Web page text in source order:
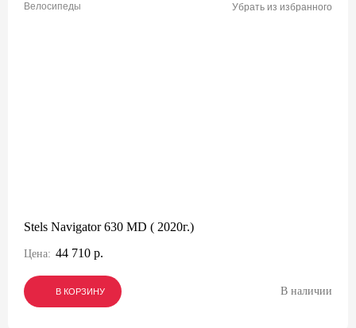
Велосипеды Убрать из избранного
Stels Navigator 630 MD ( 2020г.)
Цена: 44 710 р.
В КОРЗИНУ
В КОРЗИНУ
В КОРЗИНУ В наличии